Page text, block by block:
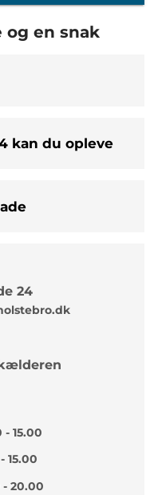
en snak
kan du opleve
24
15.00
15.00
20.00